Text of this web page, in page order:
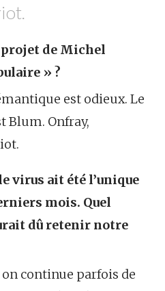
projet de Michel
» ?
est odieux. Le
Blum. Onfray,
virus ait été l’unique
mois. Quel
dû retenir notre
on continue parfois de